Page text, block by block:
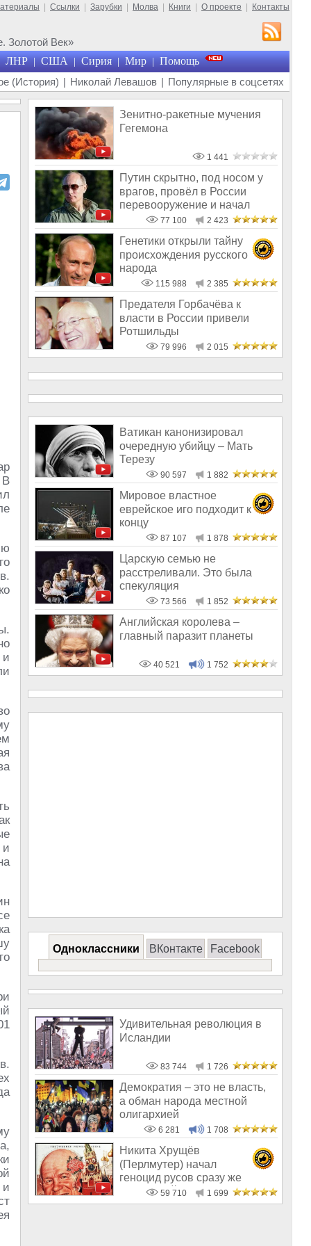
Ссылки Зарубки Молва Книги О проекте Контакты
Золотой Век»
ЛНР | США | Сирия | Мир | Помощь
(История) | Николай Левашов | Популярные в соцсетях
В
и
и
и
Зенитно-ракетные мучения
Гегемона
1 441
Путин скрытно, под носом у
врагов, провёл в России
перевооружение и начал
отстраива77 100 2 423
Генетики открыли тайну
происхождения русского
народа
115 988 2 385
Предателя Горбачёва к
власти в России привели
Ротшильды
79 996 2 015
Ватикан канонизировал
очередную убийцу – Мать
Терезу
90 597 1 882
Мировое властное
еврейское иго подходит к
концу
87 107 1 878
Царскую семью не
расстреливали. Это была
спекуляция
73 566 1 852
Английская королева –
главный паразит планеты
40 521 1 752
Одноклассники ВКонтакте Facebook
Удивительная революция в
Исландии
83 744 1 726
Демократия – это не власть,
а обман народа местной
олигархией
6 281 1 708
Никита Хрущёв
(Перлмутер) начал
геноцид русов сразу же
после убийства Сталина
59 710 1 699